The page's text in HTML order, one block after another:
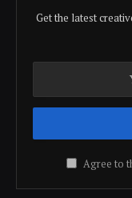
Get the latest
Agree to